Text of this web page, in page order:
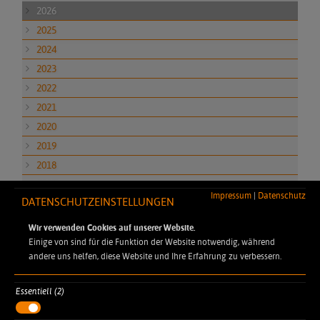
Impressum | Datenschutz
DATENSCHUTZEINSTELLUNGEN
Wir verwenden Cookies auf unserer Website.
Einige von sind für die Funktion der Website notwendig, während
andere uns helfen, diese Website und Ihre Erfahrung zu verbessern.
Essentiell (2)
2026
2025
2024
2023
2022
2021
2020
2019
2018
2017
2016
2015